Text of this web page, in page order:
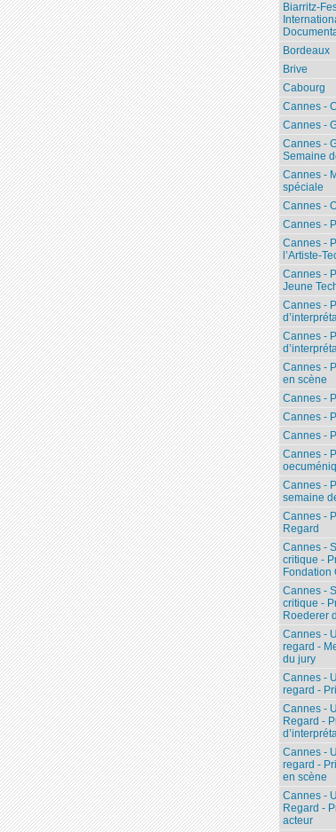
Biarritz-
Bordeaux
Brive
Cabourg
Cannes -
Cannes -
Cannes -
Semaine
Cannes -
spéciale
Cannes -
Cannes -
Cannes -
l’Artiste-
Cannes -
Jeune
Cannes -
Cannes -
Cannes -
en scène
Cannes -
Cannes -
Cannes -
Cannes -
Cannes -
semaine
Cannes -
Regard
Cannes -
critique -
Fondation
Cannes -
critique -
Roederer
Cannes -
regard -
du jury
Cannes -
regard -
Cannes -
Regard -
Cannes -
regard -
en scène
Cannes -
Regard -
acteur